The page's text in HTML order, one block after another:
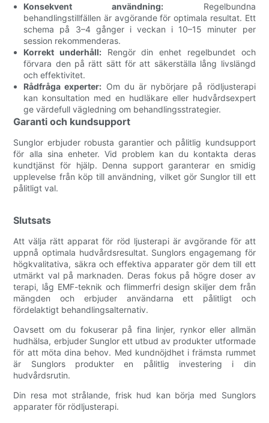
Konsekvent användning:Regelbundna
behandlingstillfällen är avgörande för optimala resultat. Ett
schema på 3–4 gånger i veckan i 10–15 minuter per
session rekommenderas.
Korrekt underhåll:Rengör din enhet regelbundet och
förvara den på rätt sätt för att säkerställa lång livslängd
och effektivitet.
Rådfråga experter: Om du är nybörjare på rödljusterapi
kan konsultation med en hudläkare eller hudvårdsexpert
ge värdefull vägledning om behandlingsstrategier.
Garanti och kundsupport
Sunglor erbjuder robusta garantier och pålitlig kundsupport
för alla sina enheter. Vid problem kan du kontakta deras
kundtjänst för hjälp. Denna support garanterar en smidig
upplevelse från köp till användning, vilket gör Sunglor till ett
pålitligt val.
Slutsats
Att välja rätt apparat för röd ljusterapi är avgörande för att
uppnå optimala hudvårdsresultat. Sunglors engagemang för
högkvalitativa, säkra och effektiva apparater gör dem till ett
utmärkt val på marknaden. Deras fokus på högre doser av
terapi, låg EMF-teknik och flimmerfri design skiljer dem från
mängden och erbjuder användarna ett pålitligt och
fördelaktigt behandlingsalternativ.
Oavsett om du fokuserar på fina linjer, rynkor eller allmän
hudhälsa, erbjuder Sunglor ett utbud av produkter utformade
för att möta dina behov. Med kundnöjdhet i främsta rummet
är Sunglors produkter en pålitlig investering i din
hudvårdsrutin.
Din resa mot strålande, frisk hud kan börja med Sunglors
apparater för rödljusterapi.